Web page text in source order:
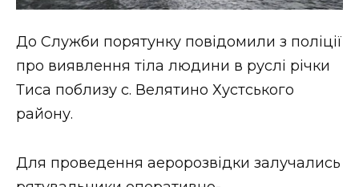
Стиль життя
Втрачений Ужгород
Втрачений Ужгород (відеоверсія)
ЗАКАРПАТСЬКІ НОВИНИ
До Служби порятунку повідомили з поліції
про виявлення тіла людини в руслі річки
Тиса поблизу с. Велятино Хустського
району.
Для проведення аеророзвідки залучались